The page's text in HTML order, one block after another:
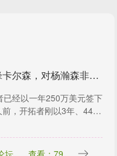
配资炒股首选 NBA｜开拓者签约雷霆中锋卡尔森，对杨瀚森非利好
经以一年250万美元签下
，开拓者刚以3年、4400
坛 查看：79